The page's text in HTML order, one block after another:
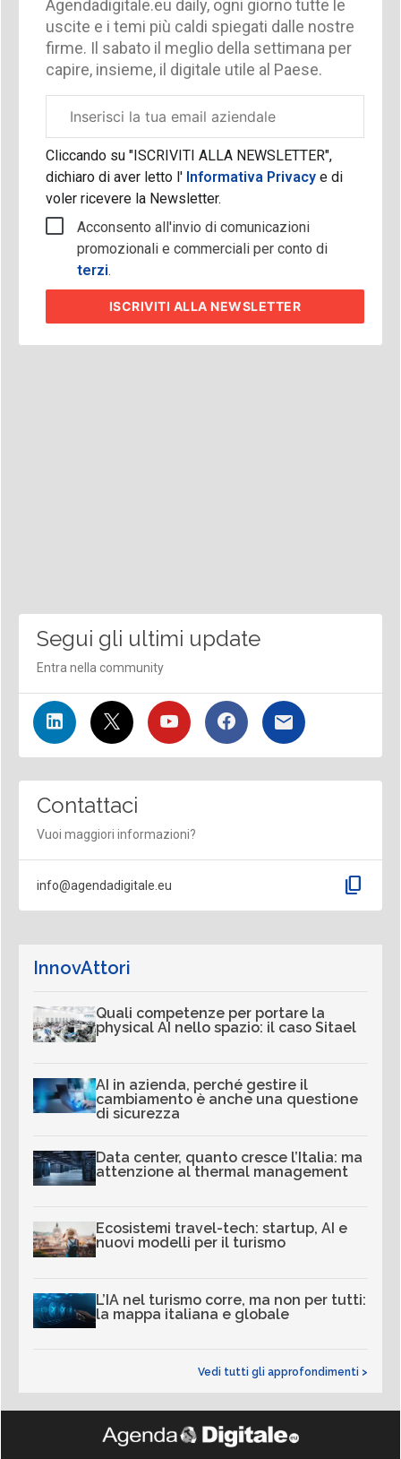
Agendadigitale.eu daily, ogni giorno tutte le
uscite e i temi più caldi spiegati dalle nostre
firme. Il sabato il meglio della settimana per
capire, insieme, il digitale utile al Paese.
aziendale
Cliccando su "ISCRIVITI ALLA NEWSLETTER",
dichiaro di aver letto l'Informativa Privacy e di
voler ricevere la Newsletter.
Acconsento all'invio di comunicazioni
promozionali e commerciali per conto di
terzi.
ISCRIVITI ALLA NEWSLETTER
Segui gli ultimi update
Entra nella community
Contattaci
Vuoi maggiori informazioni?
info@agendadigitale.eu content_copy
InnovAttori
Quali competenze per portare la
physical AI nello spazio: il caso Sitael
AI in azienda, perché gestire il
cambiamento è anche una questione
di sicurezza
Data center, quanto cresce l’Italia: ma
attenzione al thermal management
Ecosistemi travel-tech: startup, AI e
nuovi modelli per il turismo
L’IA nel turismo corre, ma non per tutti:
la mappa italiana e globale
Vedi tutti gli approfondimenti >